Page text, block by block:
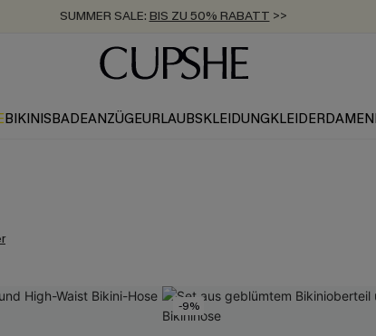
SUMMER SALE: BIS ZU 50% RABATT >>
ZUM NEWSLETTER:BIS ZU -20% EXTRA ERHALTEN
KOSTENLOSER VERSAND AB 89 €
BIKINISBADEANZÜGEURLAUBSKLEIDUNGKLEIDER
-9%